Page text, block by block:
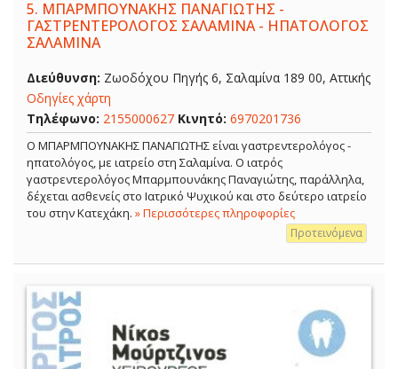
5. ΜΠΑΡΜΠΟΥΝΑΚΗΣ ΠΑΝΑΓΙΩΤΗΣ -
ΓΑΣΤΡΕΝΤΕΡΟΛΟΓΟΣ ΣΑΛΑΜΙΝΑ - ΗΠΑΤΟΛΟΓΟΣ
ΣΑΛΑΜΙΝΑ
Διεύθυνση: Ζωοδόχου Πηγής 6, Σαλαμίνα 189 00, Αττικής
Οδηγίες χάρτη
Τηλέφωνο: 2155000627 Κινητό: 6970201736
Ο ΜΠΑΡΜΠΟΥΝΑΚΗΣ ΠΑΝΑΓΙΩΤΗΣ είναι γαστρεντερολόγος -
ηπατολόγος, με ιατρείο στη Σαλαμίνα. Ο ιατρός
γαστρεντερολόγος Μπαρμπουνάκης Παναγιώτης, παράλληλα,
δέχεται ασθενείς στο Ιατρικό Ψυχικού και στο δεύτερο ιατρείο
του στην Κατεχάκη. » Περισσότερες πληροφορίες
Προτεινόμενα